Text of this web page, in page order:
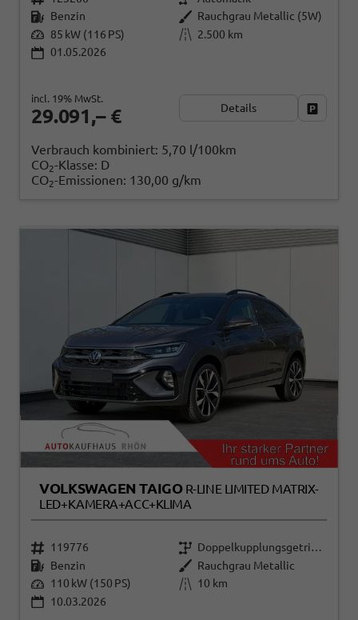
Benzin
Rauchgrau Metallic (5W)
85 kW (116 PS)
2.500 km
01.05.2026
29.091,– €
incl. 19% MwSt.
Details
Verbrauch kombiniert: 5,70 l/100km
CO2-Klasse: D
CO2-Emissionen: 130,00 g/km
VOLKSWAGEN TAIGO R-LINE LIMITED MATRIX-
LED+KAMERA+ACC+KLIMA
119776
Doppelkupplungsgetriebe (DSG)
Benzin
Rauchgrau Metallic
110 kW (150 PS)
10 km
10.03.2026